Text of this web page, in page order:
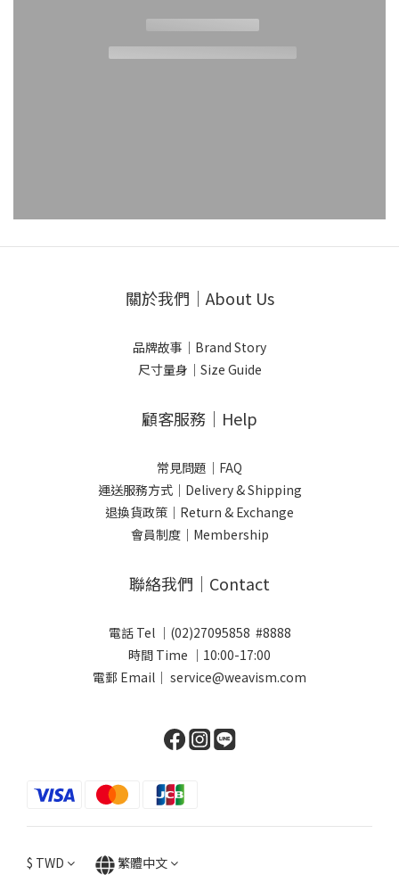
關於我們｜About Us
品牌故事｜Brand Story
尺寸量身｜Size Guide
顧客服務｜Help
常見問題｜FAQ
運送服務方式｜Delivery & Shipping
退換貨政策｜Return & Exchange
會員制度｜Membership
聯絡我們｜Contact
電話 Tel ｜(02)27095858 #8888
時間 Time ｜10:00-17:00
電郵 Email｜ service@weavism.com
$ TWD 繁體中文